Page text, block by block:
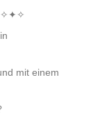
mit einem